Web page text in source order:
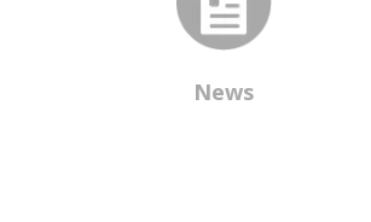
News